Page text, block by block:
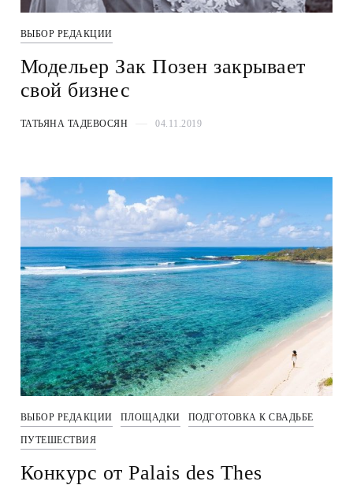
ВЫБОР РЕДАКЦИИ
Модельер Зак Позен закрывает
свой бизнес
ТАТЬЯНА ТАДЕВОСЯН 04.11.2019
ВЫБОР РЕДАКЦИИ ПЛОЩАДКИ ПОДГОТОВКА К СВАДЬБЕ
ПУТЕШЕСТВИЯ
Конкурс от Palais des Thes